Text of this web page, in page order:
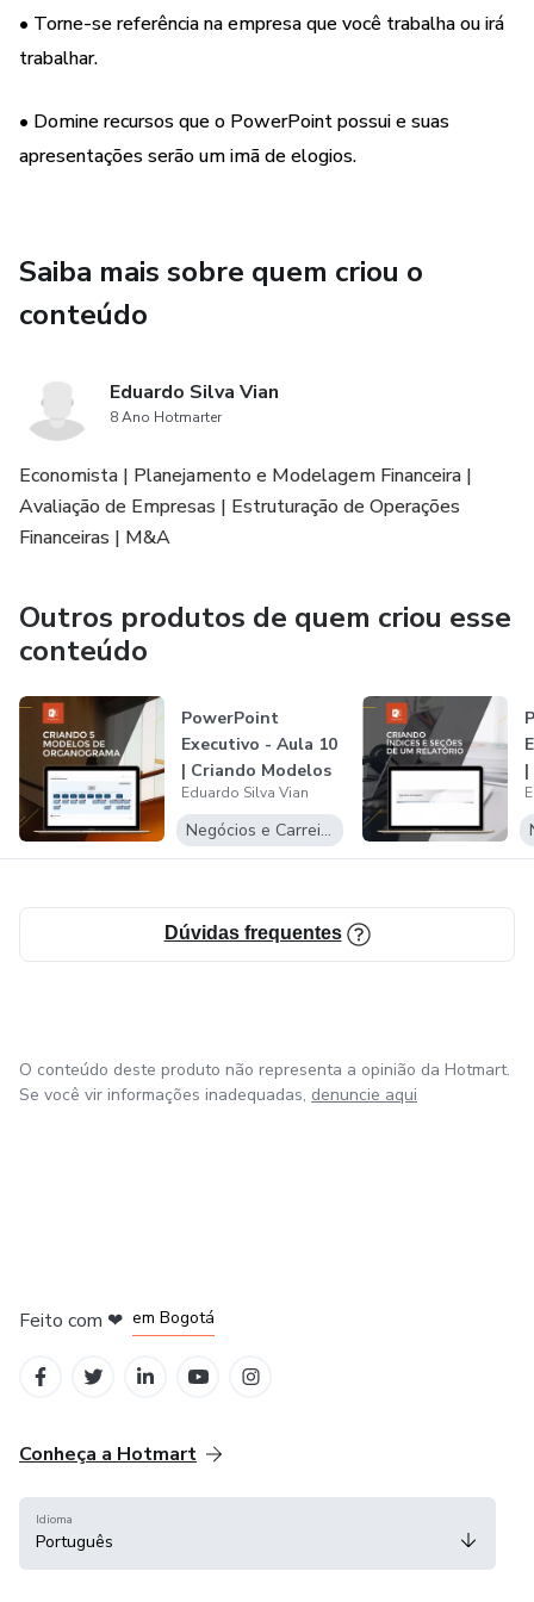
Aula baseada em case real;
aprendizado mesmo que o conhecimento seja básico ou
avançado;
Todos os dados utilizados nos gráficos são
disponibilizados em Excel;
possuí.
• Torne-se referência na empresa que você trabalha ou irá
trabalhar.
• Domine recursos que o PowerPoint possui e suas
apresentações serão um imã de elogios.
Saiba mais sobre quem criou o
conteúdo
Eduardo Silva Vian
8 Ano Hotmarter
Economista | Planejamento e Modelagem Financeira |
Avaliação de Empresas | Estruturação de Operações
Financeiras | M&A
Outros produtos de quem criou esse
conteúdo
PowerPoint
Executivo - Aula 10
| Criando Modelos
de Organogr...
Eduardo Silva Vian
Negócios e Carreira
|
Dúvidas frequentes
O conteúdo deste produto não representa a opinião da Hotmart.
Se você vir informações inadequadas, denuncie aqui
Feito com ❤ em Bogotá
Conheça a Hotmart
Idioma
Português